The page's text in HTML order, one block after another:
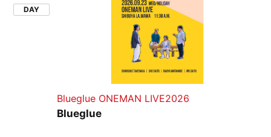
DAY
Blueglue ONEMAN LIVE2026
Blueglue